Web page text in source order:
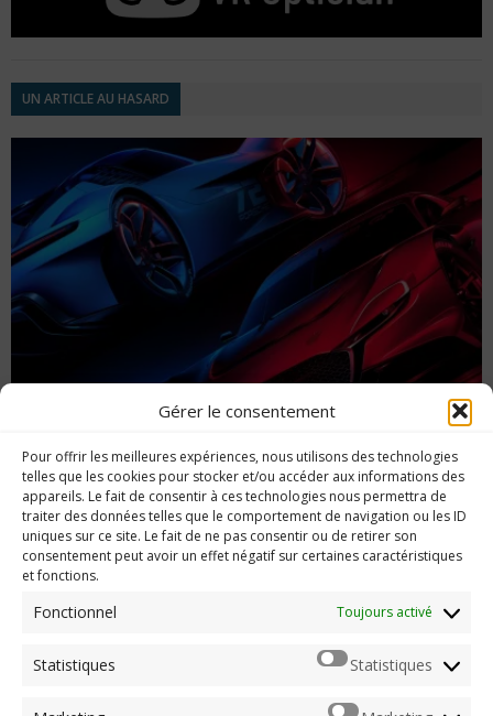
Gérer le consentement
Pour offrir les meilleures expériences, nous utilisons des technologies
telles que les cookies pour stocker et/ou accéder aux informations des
appareils. Le fait de consentir à ces technologies nous permettra de
traiter des données telles que le comportement de navigation ou les ID
uniques sur ce site. Le fait de ne pas consentir ou de retirer son
consentement peut avoir un effet négatif sur certaines caractéristiques
et fonctions.
Fonctionnel Toujours activé
Statistiques Statistiques
UN ARTICLE AU HASARD
de roue ?
Imerod.fr est un site traitant de l'univers du jeu vidéo. Toute
reproduction partielle ou complète sans autorisation préalable
Mentions légales